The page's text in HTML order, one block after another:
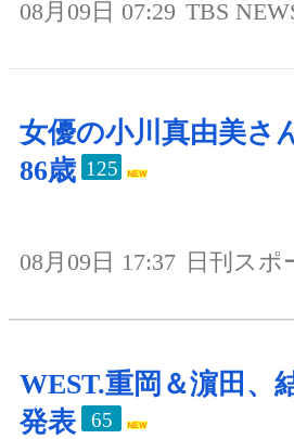
08月09日 07:29 TBS
女優の小川真由美さ
86歳 125
08月09日 17:37 日刊スポ
WEST.重岡＆濵田、
発表
65